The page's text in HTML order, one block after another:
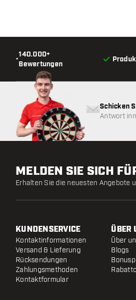
•
140.000+
Bewertungen
Schicken
Antwort
MELDEN SIE SICH
Erhalten Sie die neuesten Angebote
KUNDENSERVICE
Kontaktinformationen
Versand & Lieferung
Rücksendungen
Zahlungsmethoden
Kontaktformular
ÜBER
Über
Blogs